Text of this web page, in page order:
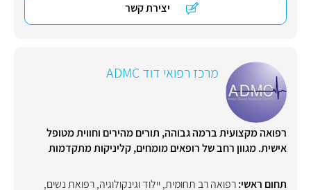
יצירת קשר
מרכז רפואי דוד ADMC
רפואה מקצועית ברמה גבוהה, תורים מהירים וחווית מטופל
אישית. מגוון רחב של רופאים מומחים, קליניקות מתקדמות
תחום ראשי:‏רפואה רב תחומית,יילוד וגינקולוגיה, רפואת נשים,